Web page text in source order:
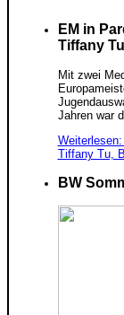
EM in
Tiffany
Mit zwei
Jahren war
Tiffany Tu,
BW